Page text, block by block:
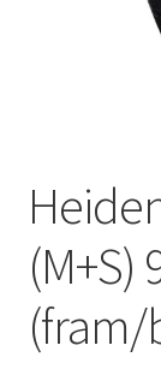
(M+S)
(fram/